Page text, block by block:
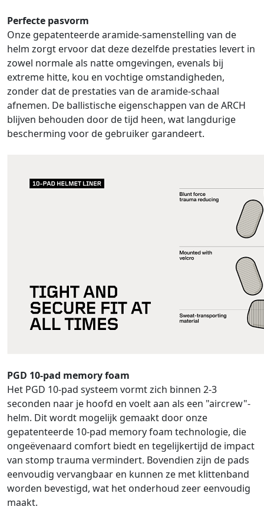
Perfecte pasvorm
Onze gepatenteerde aramide-samenstelling van de
helm zorgt ervoor dat deze dezelfde prestaties levert in
zowel normale als natte omgevingen, evenals bij
extreme hitte, kou en vochtige omstandigheden,
zonder dat de prestaties van de aramide-schaal
afnemen. De ballistische eigenschappen van de ARCH
blijven behouden door de tijd heen, wat langdurige
bescherming voor de gebruiker garandeert.
PGD 10-pad memory foam
Het PGD 10-pad systeem vormt zich binnen 2-3
seconden naar je hoofd en voelt aan als een "aircrew"-
helm. Dit wordt mogelijk gemaakt door onze
gepatenteerde 10-pad memory foam technologie, die
ongeëvenaard comfort biedt en tegelijkertijd de impact
van stomp trauma vermindert. Bovendien zijn de pads
eenvoudig vervangbaar en kunnen ze met klittenband
worden bevestigd, wat het onderhoud zeer eenvoudig
maakt.